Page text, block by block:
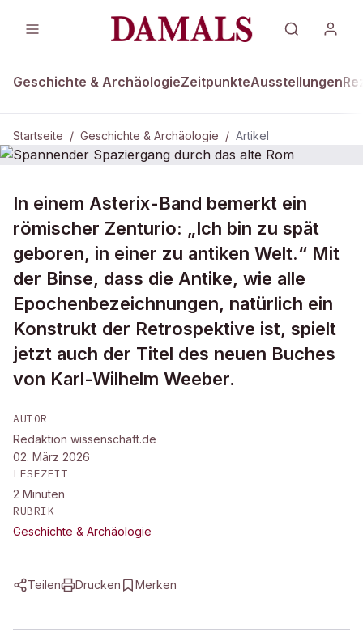
Geschichte & ArchäologieZeitpunkteAusstellungen
Startseite / Geschichte & Archäologie / Artikel
Spannender Spaziergang durch das
alte Rom
In einem Asterix-Band bemerkt ein
römischer Zenturio: „Ich bin zu spät
geboren, in einer zu antiken Welt.“ Mit
der Binse, dass die Antike, wie alle
Epochenbezeichnungen, natürlich ein
Konstrukt der Retrospektive ist, spielt
jetzt auch der Titel des neuen Buches
von Karl-Wilhelm Weeber.
AUTOR
Redaktion wissenschaft.de
02. März 2026
LESEZEIT
2 Minuten
RUBRIK
Geschichte & Archäologie
Teilen Drucken Merken